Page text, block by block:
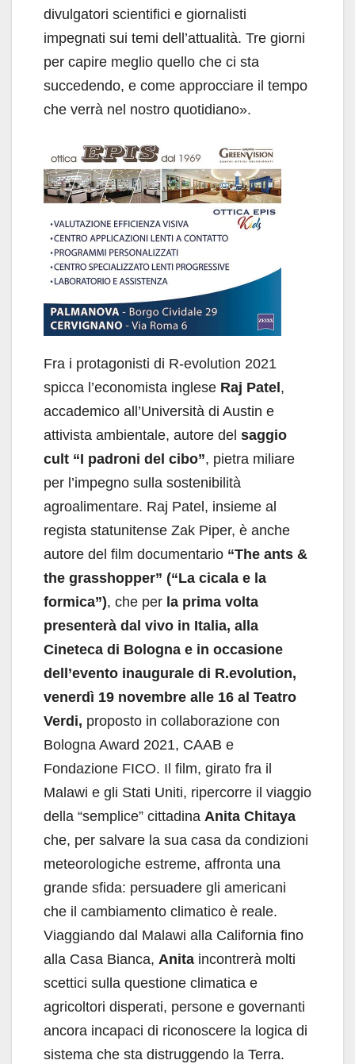
divulgatori scientifici e giornalisti
impegnati sui temi dell’attualità. Tre giorni
per capire meglio quello che ci sta
succedendo, e come approcciare il tempo
che verrà nel nostro quotidiano».
Fra i protagonisti di R-evolution 2021
spicca l’economista inglese Raj Patel ,
accademico all’Università di Austin e
attivista ambientale, autore del saggio
cult “I padroni del cibo”, pietra miliare
per l’impegno sulla sostenibilità
agroalimentare. Raj Patel, insieme al
regista statunitense Zak Piper, è anche
autore del film documentario “The ants &
the grasshopper” (“La cicala e la
formica”), che per la prima volta
presenterà dal vivo in Italia, alla
Cineteca di Bologna e in occasione
dell’evento inaugurale di R.evolution,
venerdì 19 novembre alle 16 al Teatro
Verdi, proposto in collaborazione con
Bologna Award 2021, CAAB e
Fondazione FICO. Il film, girato fra il
Malawi e gli Stati Uniti, ripercorre il viaggio
della “semplice” cittadina Anita Chitaya
che, per salvare la sua casa da condizioni
meteorologiche estreme, affronta una
grande sfida: persuadere gli americani
che il cambiamento climatico è reale.
Viaggiando dal Malawi alla California fino
alla Casa Bianca, Anita incontrerà molti
scettici sulla questione climatica e
agricoltori disperati, persone e governanti
ancora incapaci di riconoscere la logica di
sistema che sta distruggendo la Terra.